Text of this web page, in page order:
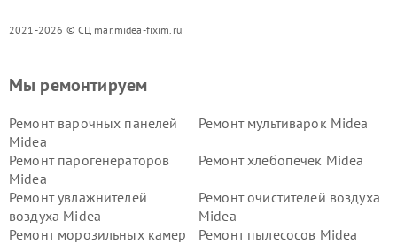
2021-2026 © СЦ mar.midea-fixim.ru
Мы ремонтируем
Ремонт варочных панелей
Midea
Ремонт мультиварок Midea
Ремонт парогенераторов
Midea
Ремонт хлебопечек Midea
Ремонт увлажнителей
воздуха Midea
Ремонт очистителей воздуха
Midea
Ремонт морозильных камер
Ремонт пылесосов Midea